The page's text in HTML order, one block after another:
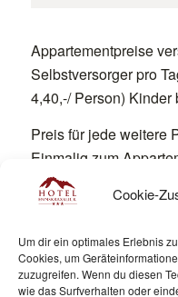
Cookie-
Um dir ein optimales Erlebnis
Cookies, um
zuzugreifen. Wenn du diesen
wie das Surfverhalten oder
Appartementpreise
Selbstversorger pro
4,40,-/ Person) Kinder
Preis für jede weitere
Einmalig zum
Endreinigung wie folgt:
Appartement –Typ C:
Gerne können Sie
abendessen: